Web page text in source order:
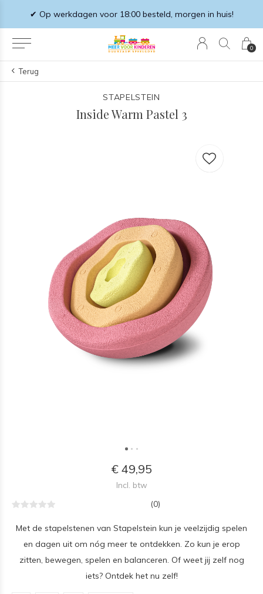
0
✔ Op werkdagen voor 18:00 besteld, morgen in huis!
Terug
STAPELSTEIN
Inside Warm Pastel 3
€ 49,95
Incl. btw
(0)
Met de stapelstenen van Stapelstein kun je veelzijdig spelen
en dagen uit om nóg meer te ontdekken. Zo kun je erop
zitten, bewegen, spelen en balanceren. Of weet jij zelf nog
iets? Ontdek het nu zelf!